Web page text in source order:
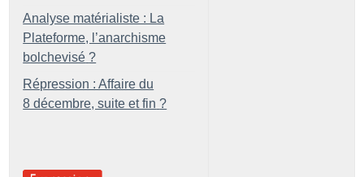
Analyse matérialiste : La
Plateforme, l’anarchisme
bolchevisé ?
Répression : Affaire du
8 décembre, suite et fin ?